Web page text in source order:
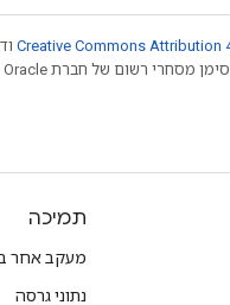
Creative Commons Attribution
תמיכה
מעקב אחר
נתוני גרסה